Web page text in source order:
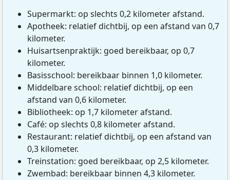
Supermarkt: op slechts 0,2 kilometer afstand.
Apotheek: relatief dichtbij, op een afstand van 0,7
kilometer.
Huisartsenpraktijk: goed bereikbaar, op 0,7
kilometer.
Basisschool: bereikbaar binnen 1,0 kilometer.
Middelbare school: relatief dichtbij, op een
afstand van 0,6 kilometer.
Bibliotheek: op 1,7 kilometer afstand.
Café: op slechts 0,8 kilometer afstand.
Restaurant: relatief dichtbij, op een afstand van
0,3 kilometer.
Treinstation: goed bereikbaar, op 2,5 kilometer.
Zwembad: bereikbaar binnen 4,3 kilometer.